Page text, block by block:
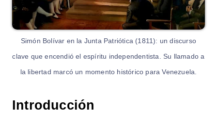
Simón Bolívar en la Junta Patriótica (1811): un discurso
clave que encendió el espíritu independentista. Su llamado a
la libertad marcó un momento histórico para Venezuela.
Introducción